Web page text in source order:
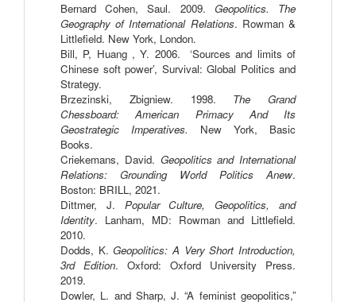
Bernard Cohen, Saul. 2009. Geopolitics. The
Geography of International Relations. Rowman &
Littlefield. New York, London.
Bill, P, Huang , Y. 2006.  ‘Sources and limits of
Chinese soft power’, Survival: Global Politics and
Strategy.
Brzezinski, Zbigniew. 1998. The Grand
Chessboard: American Primacy And Its
Geostrategic Imperatives.
New York, Basic
Books.
Criekemans, David. Geopolitics and International
Relations: Grounding World Politics Anew.
Boston: BRILL, 2021.
Dittmer, J. Popular Culture, Geopolitics, and
Identity. Lanham, MD: Rowman and Littlefield.
2010.
Dodds, K. Geopolitics: A Very Short Introduction,
3rd Edition. Oxford: Oxford University Press.
2019.